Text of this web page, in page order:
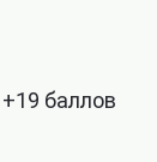
+19 баллов